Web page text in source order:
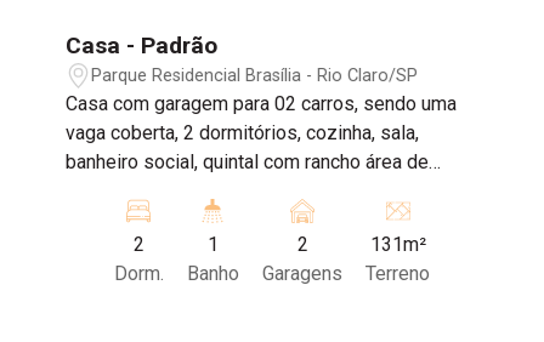
Casa - Padrão
Parque Residencial Brasília - Rio Claro/SP
Casa com garagem para 02 carros, sendo uma
vaga coberta, 2 dormitórios, cozinha, sala,
banheiro social, quintal com rancho área de
de limão. Agende sua visita!
2
Dorm.
1
Banho
2
Garagens
131m²
Terreno